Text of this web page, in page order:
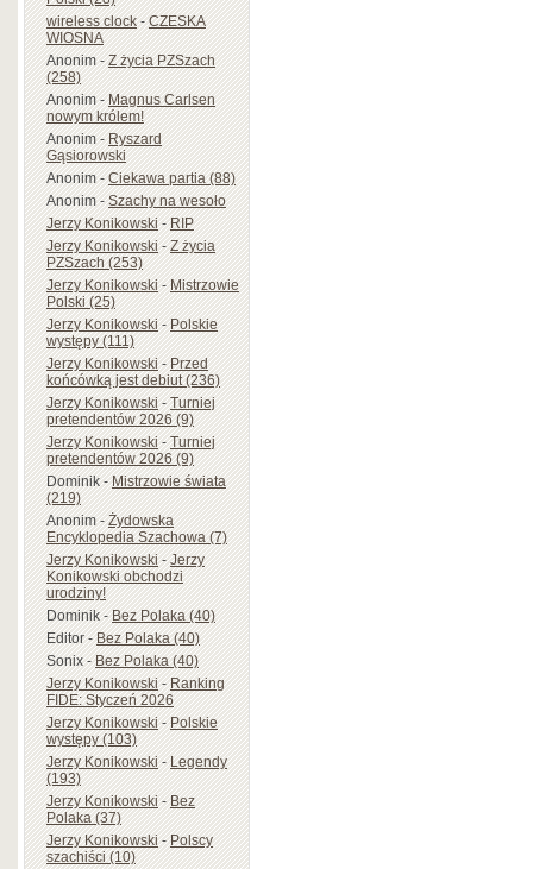
wireless clock-CZESKA
WIOSNA
Anonim-Z życia PZSzach
(258)
Anonim-Magnus Carlsen
nowym królem!
Anonim-Ryszard
Gąsiorowski
Anonim-Ciekawa partia (88)
Anonim-Szachy na wesoło
Jerzy Konikowski-RIP
Jerzy Konikowski-Z życia
PZSzach (253)
Jerzy Konikowski-Mistrzowie
Polski (25)
Jerzy Konikowski-Polskie
występy (111)
Jerzy Konikowski-Przed
końcówką jest debiut (236)
Jerzy Konikowski-Turniej
pretendentów 2026 (9)
Jerzy Konikowski-Turniej
pretendentów 2026 (9)
Dominik-Mistrzowie świata
(219)
Anonim-Żydowska
Encyklopedia Szachowa (7)
Jerzy Konikowski-Jerzy
Konikowski obchodzi
urodziny!
Dominik-Bez Polaka (40)
Editor-Bez Polaka (40)
Sonix-Bez Polaka (40)
Jerzy Konikowski-Ranking
FIDE: Styczeń 2026
Jerzy Konikowski-Polskie
występy (103)
Jerzy Konikowski-Legendy
(193)
Jerzy Konikowski-Bez
Polaka (37)
Jerzy Konikowski-Polscy
szachiści (10)